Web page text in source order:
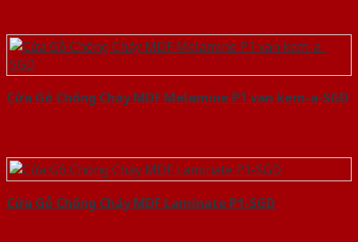
Cửa Gỗ Chống Cháy MDF Melamine P1 van kem-a-SGD
Cửa Gỗ Chống Cháy MDF Laminate P1-SGD